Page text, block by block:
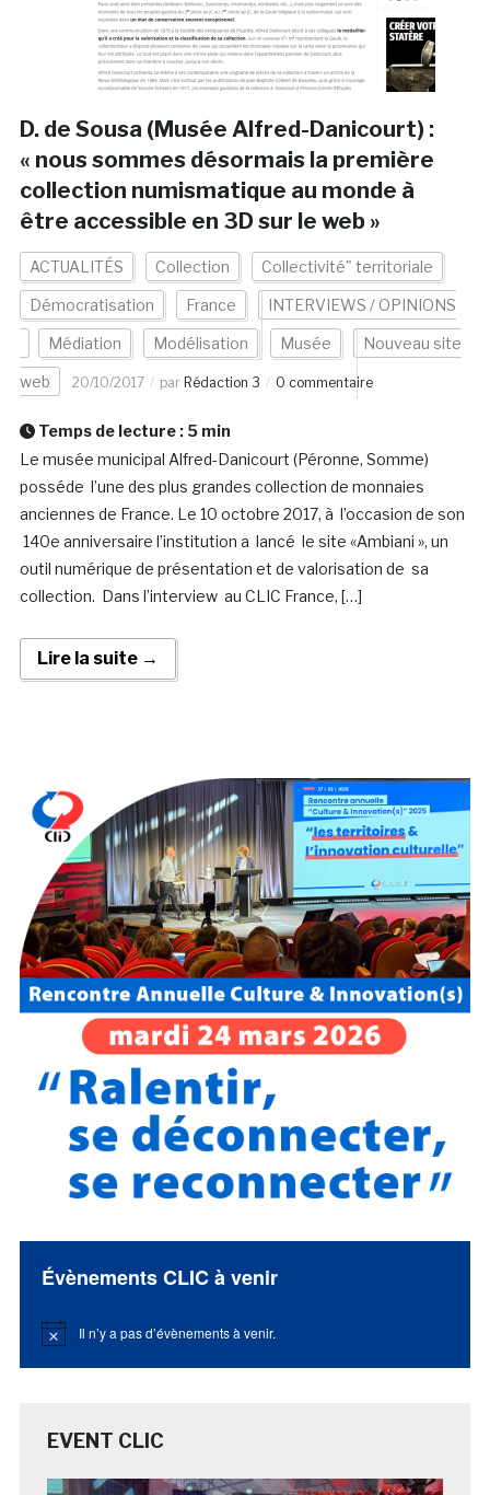
D. de Sousa (Musée Alfred-Danicourt) :
« nous sommes désormais la première
collection numismatique au monde à
être accessible en 3D sur le web »
ACTUALITÉS Collection Collectivité" territoriale
Démocratisation France INTERVIEWS / OPINIONS
Médiation Modélisation Musée Nouveau site
web 20/10/2017 par Rédaction 3 0 commentaire
Temps de lecture : 5 min
Le musée municipal Alfred-Danicourt (Péronne, Somme)
posséde l’une des plus grandes collection de monnaies
anciennes de France. Le 10 octobre 2017, à l’occasion de son
140e anniversaire l’institution a lancé le site «Ambiani », un
outil numérique de présentation et de valorisation de sa
collection. Dans l’interview au CLIC France, […]
Lire la suite →
Évènements CLIC à venir
Notice Il n’y a pas d’évènements à venir.
EVENT CLIC